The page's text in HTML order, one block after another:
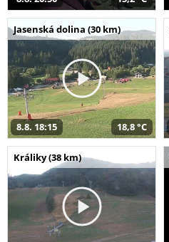
Jasenská dolina (30 km)
8.8. 18:15 18,8 °C
Králiky (38 km)